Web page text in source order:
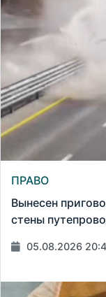
ПРАВО
Вынесен
стены
05.08.2026